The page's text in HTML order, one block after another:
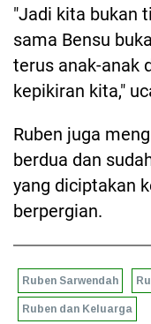
"Jadi kita bukan
sama Bensu
terus anak-anak
kepikiran kita,"
Ruben juga
berdua dan
yang diciptakan
berpergian.
Ruben Sarwendah
Ruben dan Keluarga